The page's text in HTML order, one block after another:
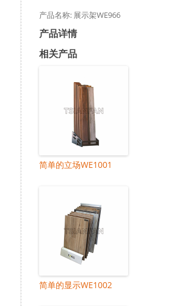
产品名称: 展示架WE966
产品详情
相关产品
简单的立场WE1001
简单的显示WE1002